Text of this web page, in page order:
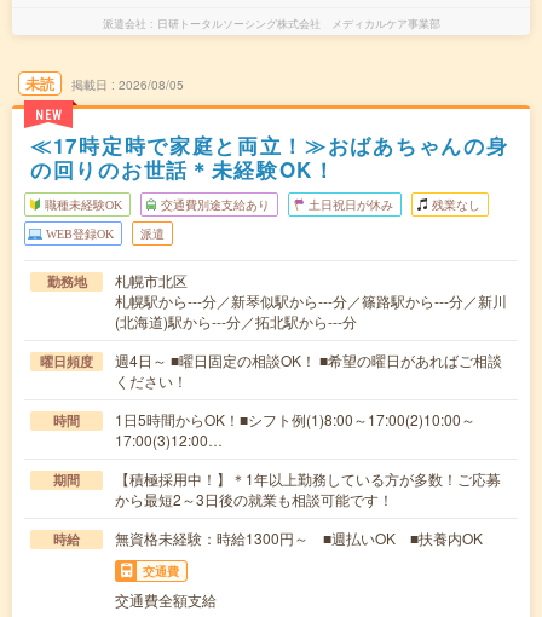
派遣会社 日研トータルソーシング株式会社 メディカルケア事業部
未読
NEW
掲載日 2026/08/05
≪17時定時で家庭と両立！≫おばあちゃんの身
の回りのお世話＊未経験OK！
職種未経験OK 交通費別途支給あり 土日祝日が休み 残業なし
WEB登録OK 派遣
勤務地
札幌市北区
札幌駅から---分／新琴似駅から---分／篠路駅から---分／新川
(北海道)駅から---分／拓北駅から---分
曜日頻度
週4日～ ■曜日固定の相談OK！ ■希望の曜日があればご相談
ください！
時間
1日5時間からOK！■シフト例(1)8:00～17:00(2)10:00～
17:00(3)12:00…
期間
【積極採用中！】＊1年以上勤務している方が多数！ご応募
から最短2～3日後の就業も相談可能です！
時給 無資格未経験：時給1300円～ ■週払いOK ■扶養内OK
交通費
交通費全額支給